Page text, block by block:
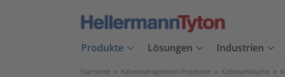
Produkte Lösungen Industrien
Startseite > Kabelmanagement-Produkte > Kabelschläuche >